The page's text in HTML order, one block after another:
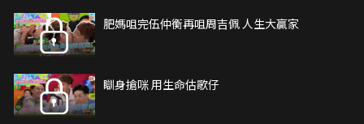
肥媽咀完伍仲衡再咀周吉佩 人生大贏家
瞓身搶咪 用生命估歌仔